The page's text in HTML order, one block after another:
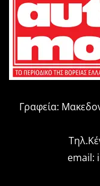
Γραφεία:
email: